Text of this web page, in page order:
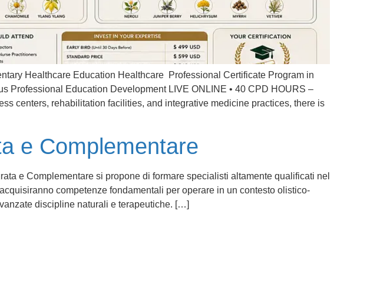
Healthcare Education Healthcare Professional Certificate Program in
Professional Education Development LIVE ONLINE • 40 CPD HOURS –
centers, rehabilitation facilities, and integrative medicine practices, there is
e Complementare
e Complementare si propone di formare specialisti altamente qualificati nel
competenze fondamentali per operare in un contesto olistico-
discipline naturali e terapeutiche. […]